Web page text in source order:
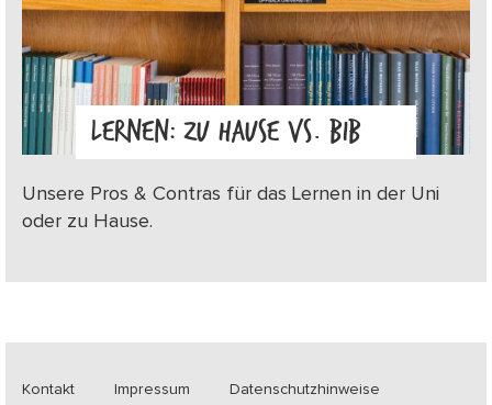
LERNEN: ZU HAUSE VS. BIB
Unsere Pros & Contras für das Lernen in der Uni
oder zu Hause.
Kontakt Impressum Datenschutzhinweise